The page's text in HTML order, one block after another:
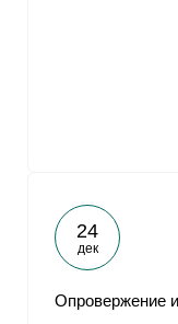
24
дек
Опровержение